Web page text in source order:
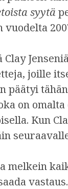
syytä
joille
päätyi
on
Kun
melkein